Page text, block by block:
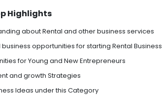
Highlights
about Rental and other business services
opportunities for starting Rental Business
for Young and New Entrepreneurs
and growth Strategies
Ideas under this Category